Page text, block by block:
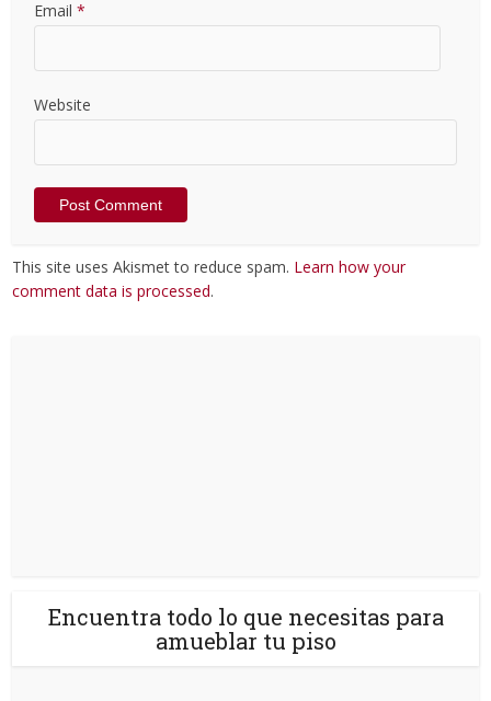
Email *
Website
This site uses Akismet to reduce spam. Learn how your
comment data is processed.
Encuentra todo lo que necesitas para
amueblar tu piso